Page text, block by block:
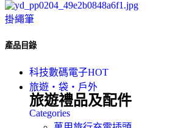
掛繩筆
產品目錄
科技數碼電子HOT
旅遊‧袋‧戶外
旅遊禮品及配件
Categories